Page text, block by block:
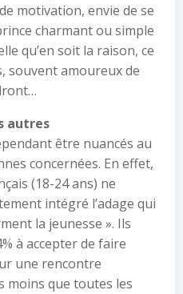
motivation, envie de se
charmant ou simple
qu’en soit la raison, ce
souvent amoureux de
autres
être nuancés au
concernées. En effet,
(18-24 ans) ne
intégré l’adage qui
la jeunesse ». Ils
à accepter de faire
une rencontre
moins que toutes les